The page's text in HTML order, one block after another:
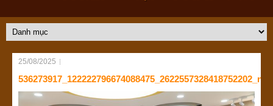
25/08/2025
536273917_122222796674088475_2622557328418752202_n